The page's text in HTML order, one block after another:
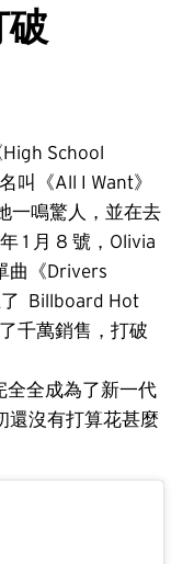
School
叫《All I Want》
一鳴驚人，並在去
1 月 8 號，Olivia
曲《Drivers
了 Billboard Hot
千萬銷售，打破
全成為了新一代
還沒有打算花甚麼